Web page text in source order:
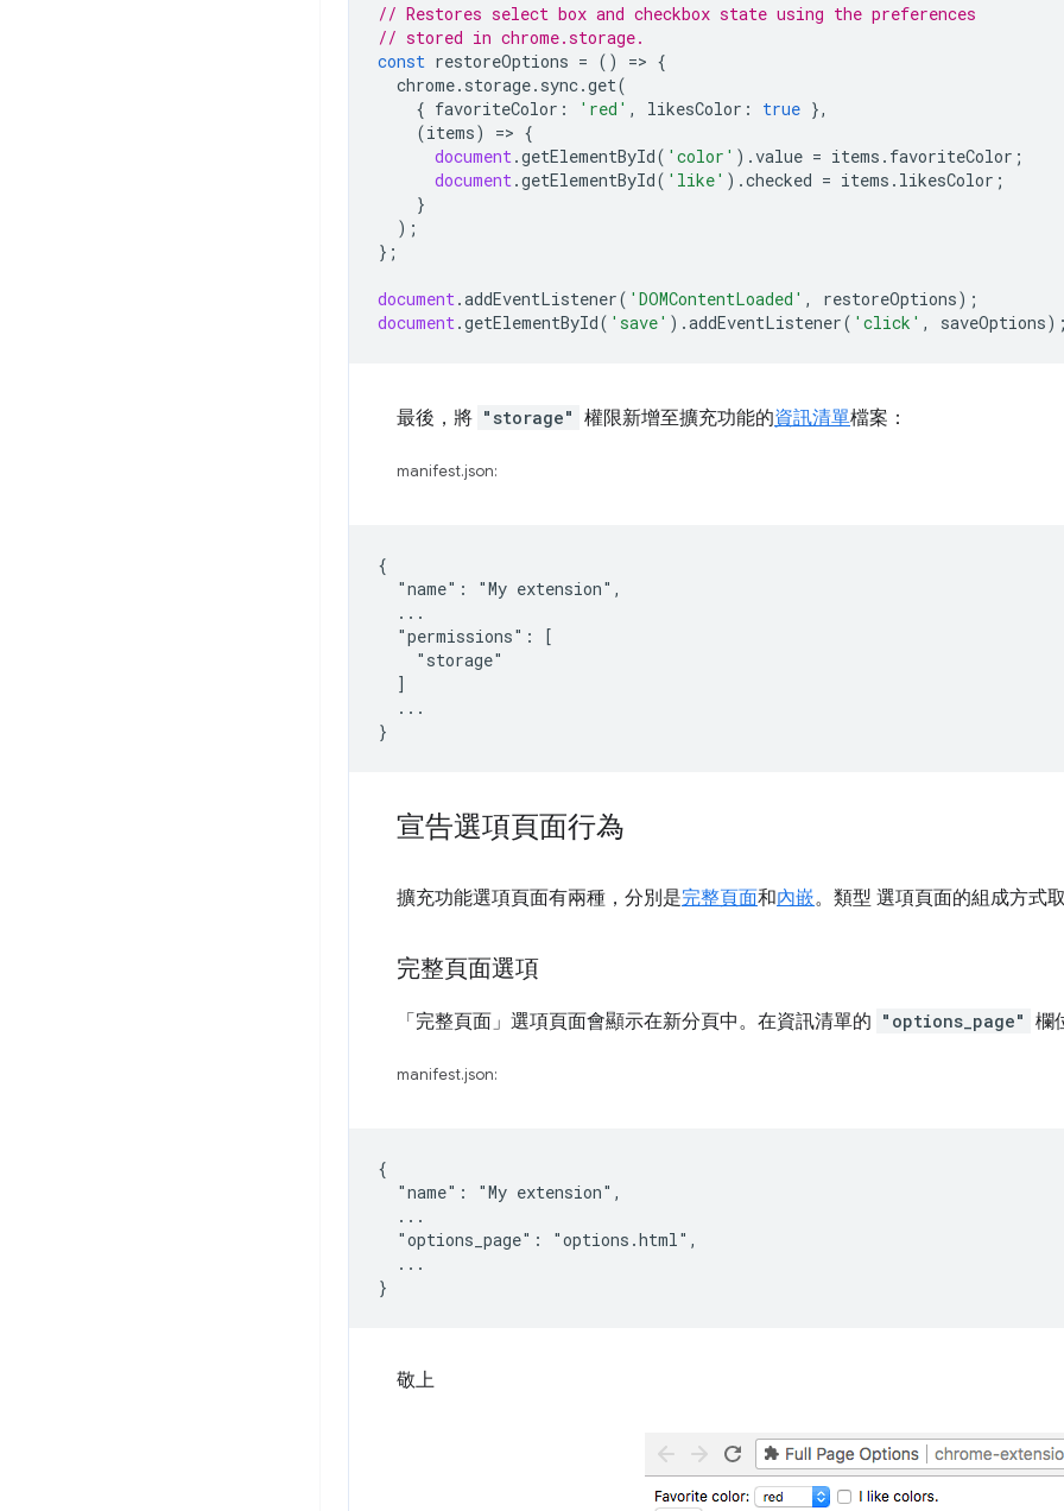
// Restores select box and checkbox state using the preferences
// stored in chrome.storage.
const restoreOptions = () => {
chrome. storage. sync.get(
{ favoriteColor : 'red' , likesColor : true },
(items) => {
document .getElementById( 'color' ).value = items . favoriteColor ;
document .getElementById( 'like' ).checked = items . likesColor ;
}
);
};
document .addEventListener( 'DOMContentLoaded' , restoreOptions);
document .getElementById( 'save' ).addEventListener( 'click' , saveOptions
最後，將 "storage" 權限新增至擴充功能的資訊清單檔案：
manifest.json:
{
  "name": "My extension",
  ...
  "permissions": [
    "storage"
  ]
  ...
宣告選項頁面行為
擴充功能選項頁面有兩種，分別是完整頁面和內嵌。類型 選項頁面的組成方式
完整頁面選項
「完整頁面」 選項頁面會顯示在新分頁中。在資訊清單的 "options_page" 欄
manifest.json:
{
  "name": "My extension",
  ...
  "options_page": "options.html",
  ...
敬上